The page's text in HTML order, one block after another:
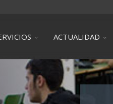
ACTUALIDAD